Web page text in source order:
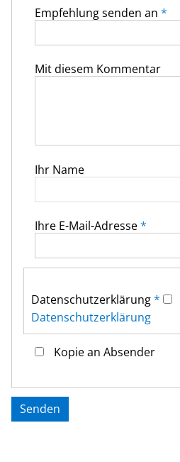
Empfehlung senden an *
Mit diesem Kommentar
Ihr Name
Ihre E-Mail-Adresse*
Datenschutz­erklärung*
Datenschutz­erklärung
Kopie an Absender